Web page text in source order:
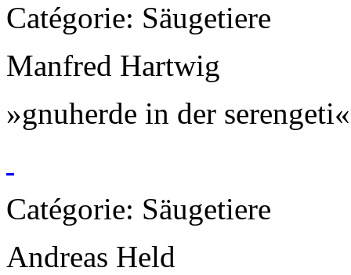
Catégorie: Säugetiere
Manfred Hartwig
»gnuherde in der serengeti«
Catégorie: Säugetiere
Andreas Held